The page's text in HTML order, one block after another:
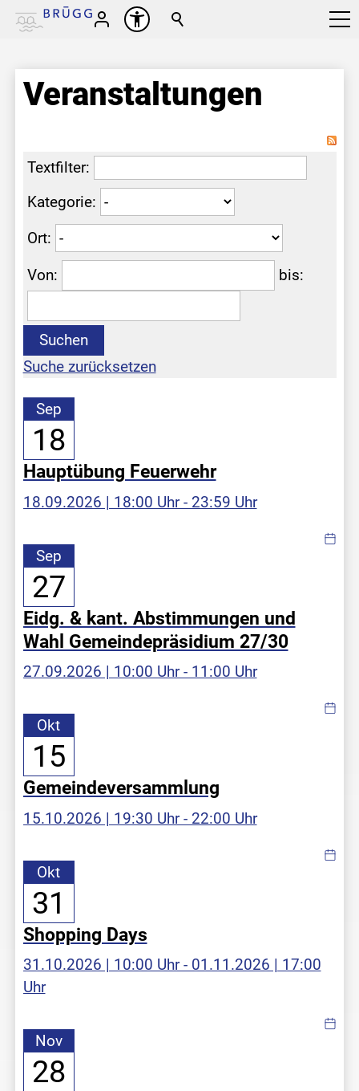
Veranstaltungen
Textfilter:
Kategorie:
Ort:
Von:
bis:
Suchen
Suche zurücksetzen
Sep
18
Hauptübung Feuerwehr
18.09.2026 | 18:00 Uhr - 23:59 Uhr
Sep
27
Eidg. & kant. Abstimmungen und
Wahl Gemeindepräsidium 27/30
27.09.2026 | 10:00 Uhr - 11:00 Uhr
Okt
15
Gemeindeversammlung
15.10.2026 | 19:30 Uhr - 22:00 Uhr
Okt
31
Shopping Days
31.10.2026 | 10:00 Uhr - 01.11.2026 | 17:00
Uhr
Nov
28